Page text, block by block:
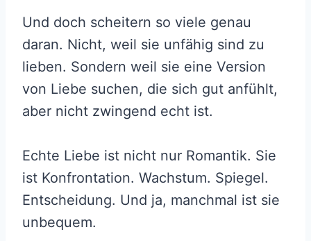
Und doch scheitern so viele genau
daran. Nicht, weil sie unfähig sind zu
lieben. Sondern weil sie eine Version
von Liebe suchen, die sich gut anfühlt,
aber nicht zwingend echt ist.
Echte Liebe ist nicht nur Romantik. Sie
ist Konfrontation. Wachstum. Spiegel.
Entscheidung. Und ja, manchmal ist sie
unbequem.